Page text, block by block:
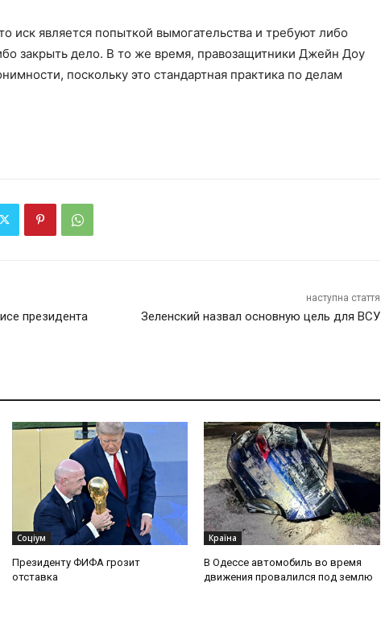
иск является попыткой вымогательства и требуют либо
закрыть дело. В то же время, правозащитники Джейн Доу
поскольку это стандартная практика по делам
президента
наступна стаття
Зеленский назвал основную цель для ВСУ
Соціум
Президенту ФИФА грозит
отставка
Країна
В Одессе автомобиль во время
движения провалился под землю